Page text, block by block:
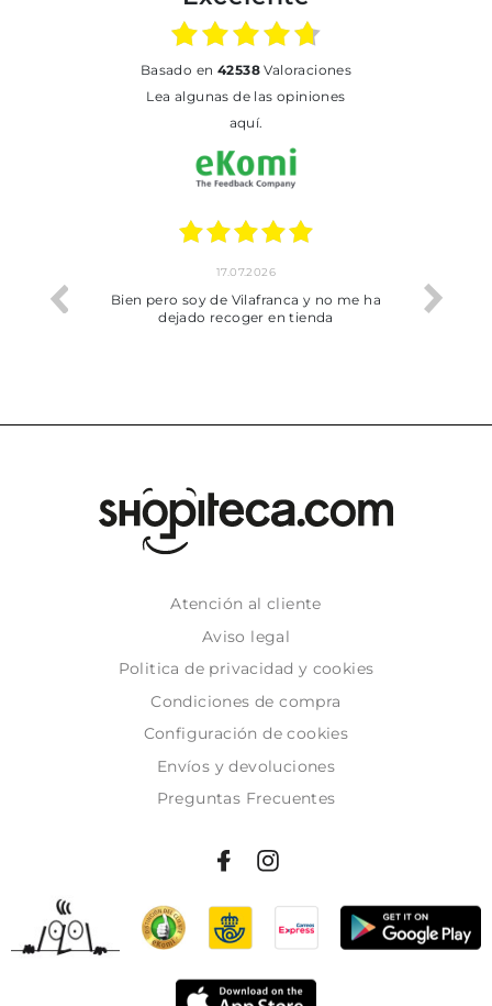
basado en 42538Valoraciones
Lea algunas de las opiniones
aquí.
trobat
17.07.2026
Bien pero soy de Vilafranca y no me ha
dejado recoger en tienda
Atención al cliente
Aviso legal
Politica de privacidad y cookies
Condiciones de compra
Configuración de cookies
Envíos y devoluciones
Preguntas Frecuentes